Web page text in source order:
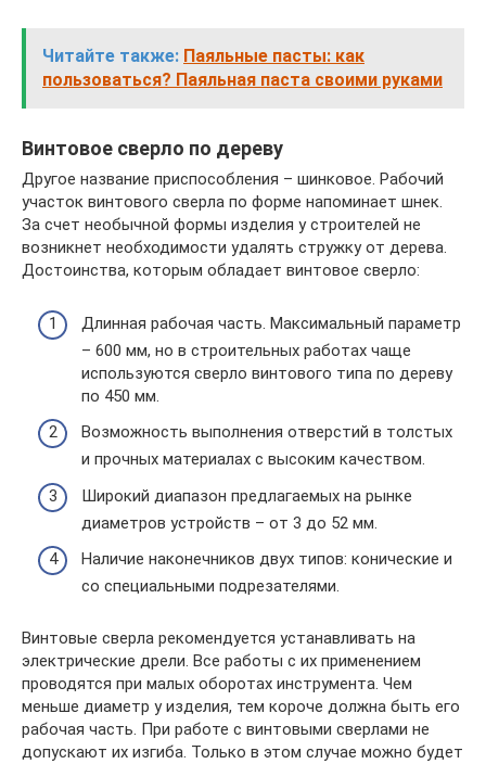
Читайте также: Паяльные пасты: как
пользоваться? Паяльная паста своими руками
Винтовое сверло по дереву
Другое название приспособления – шинковое. Рабочий
участок винтового сверла по форме напоминает шнек.
За счет необычной формы изделия у строителей не
возникнет необходимости удалять стружку от дерева.
Достоинства, которым обладает винтовое сверло:
Длинная рабочая часть. Максимальный параметр
– 600 мм, но в строительных работах чаще
используются сверло винтового типа по дереву
по 450 мм.
Возможность выполнения отверстий в толстых
и прочных материалах с высоким качеством.
Широкий диапазон предлагаемых на рынке
диаметров устройств – от 3 до 52 мм.
Наличие наконечников двух типов: конические и
со специальными подрезателями.
Винтовые сверла рекомендуется устанавливать на
электрические дрели. Все работы с их применением
проводятся при малых оборотах инструмента. Чем
меньше диаметр у изделия, тем короче должна быть его
рабочая часть. При работе с винтовыми сверлами не
допускают их изгиба. Только в этом случае можно будет